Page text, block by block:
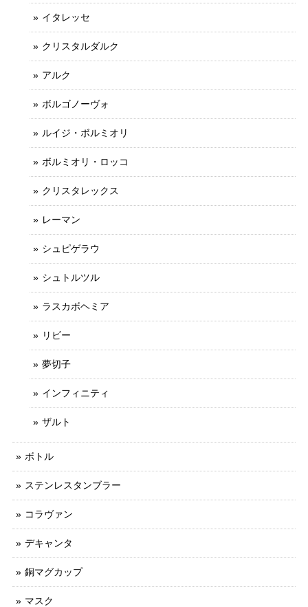
イタレッセ
クリスタルダルク
アルク
ボルゴノーヴォ
ルイジ・ボルミオリ
ボルミオリ・ロッコ
クリスタレックス
レーマン
シュピゲラウ
シュトルツル
ラスカボヘミア
リビー
夢切子
インフィニティ
ザルト
ボトル
ステンレスタンブラー
コラヴァン
デキャンタ
銅マグカップ
マスク